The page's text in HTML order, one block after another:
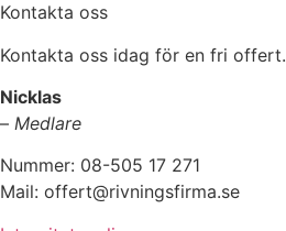
Kontakta oss
Kontakta oss idag för en fri offert.
Nicklas
– Medlare
Nummer: 08-505 17 271
Mail: offert@rivningsfirma.se